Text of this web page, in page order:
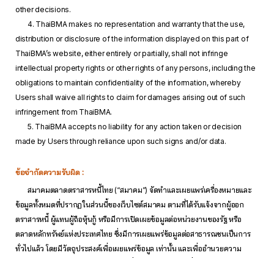
other decisions.
4. ThaiBMA makes no representation and warranty that the use,
distribution or disclosure of the information displayed on this part of
ThaiBMA’s website, either entirely or partially, shall not infringe
intellectual property rights or other rights of any persons, including the
obligations to maintain confidentiality of the information, whereby
Users shall waive all rights to claim for damages arising out of such
infringement from ThaiBMA.
5. ThaiBMA accepts no liability for any action taken or decision
made by Users through reliance upon such signs and/or data.
ข้อจำกัดความรับผิด :
สมาคมตลาดตราสารหนี้ไทย (“สมาคม”) จัดทำและเผยแพร่เครื่องหมายและ
ข้อมูลทั้งหมดที่ปรากฏในส่วนนี้ของเว็บไซต์สมาคม ตามที่ได้รับแจ้งจากผู้ออก
ตราสารหนี้ ผู้แทนผู้ถือหุ้นกู้ หรือมีการเปิดเผยข้อมูลต่อหน่วยงานของรัฐ หรือ
ตลาดหลักทรัพย์แห่งประเทศไทย ซึ่งมีการเผยแพร่ข้อมูลต่อสาธารณชนเป็นการ
ทั่วไปแล้ว โดยมีวัตถุประสงค์เพื่อเผยแพร่ข้อมูล เท่านั้น และเพื่ออำนวยความ